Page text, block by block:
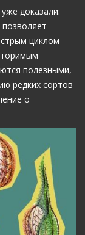
доказали:
циклом
полезными,
редких сортов
о